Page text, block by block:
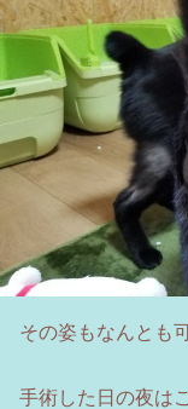
その姿もなんとも
手術した日の夜は